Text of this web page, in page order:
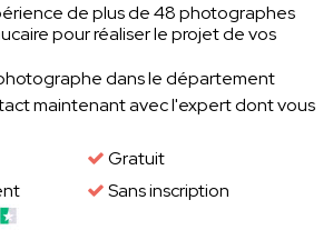
de plus de 48 photographes
pour réaliser le projet de vos
dans le département
maintenant avec l'expert dont vous
Gratuit
Sans inscription